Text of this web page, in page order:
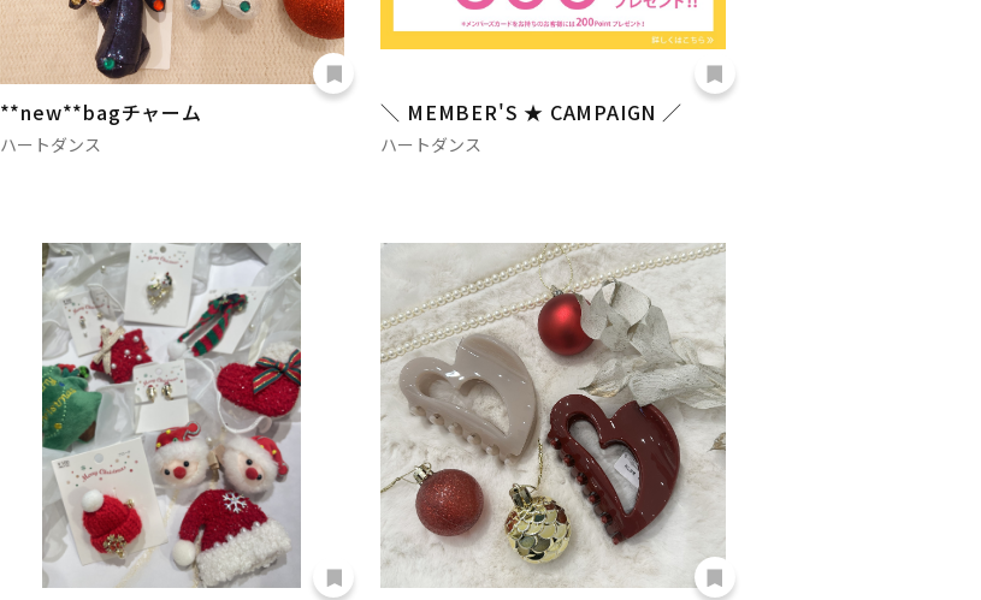
**new**bagチャーム
ハートダンス
＼ MEMBER'S ★ CAMPAIGN ／
ハートダンス